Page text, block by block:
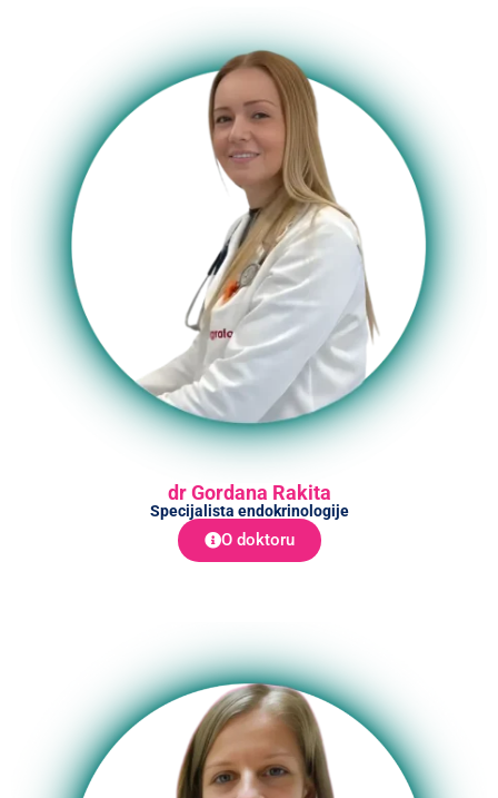
dr Gordana Rakita
Specijalista endokrinologije
O doktoru